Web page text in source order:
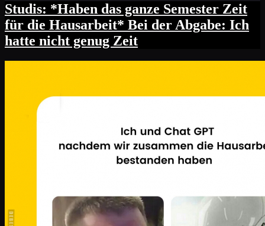
Studis: *Haben das ganze Semester Zeit
für die Hausarbeit* Bei der Abgabe: Ich
hatte nicht genug Zeit